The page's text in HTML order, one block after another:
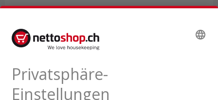
Wir freuen uns auf Ihre Kontaktaufnahme.